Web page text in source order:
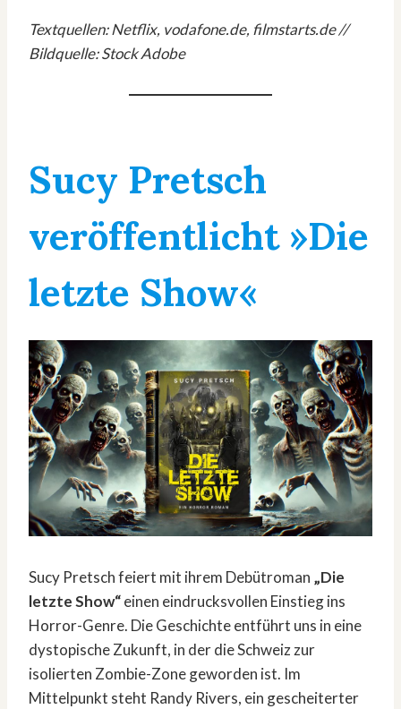
Textquellen: Netflix, vodafone.de, filmstarts.de //
Bildquelle: Stock Adobe
Sucy Pretsch
veröffentlicht »Die
letzte Show«
Sucy Pretsch feiert mit ihrem Debütroman „Die
letzte Show“einen eindrucksvollen Einstieg ins
Horror-Genre. Die Geschichte entführt uns in eine
dystopische Zukunft, in der die Schweiz zur
isolierten Zombie-Zone geworden ist. Im
Mittelpunkt steht Randy Rivers, ein gescheiterter